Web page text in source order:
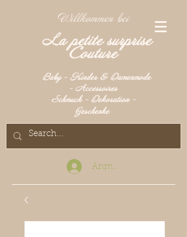
Willkommen bei
La petite surprise
Couture
Baby - Kinder & Damenmode
- Accessoires
Schmuck - Dekoration -
Geschenke
Anmelden